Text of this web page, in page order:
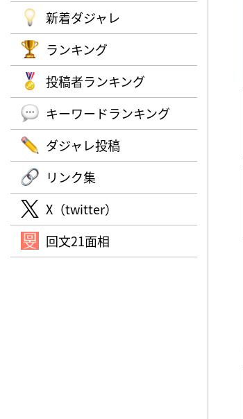
新着ダジャレ
ランキング
投稿者ランキング
キーワードランキング
ダジャレ投稿
リンク集
X（twitter）
回文21面相